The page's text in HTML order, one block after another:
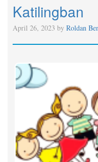
Katilingban
April 26, 2023 by Roldan